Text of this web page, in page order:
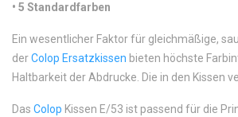
• 5 Standardfarben
Ein wesentlicher Faktor für gleichmäßige,
derColop Ersatzkissen bieten höchste
Haltbarkeit der Abdrucke. Die in den Kissen
Das Colop Kissen E/53 ist passend für die